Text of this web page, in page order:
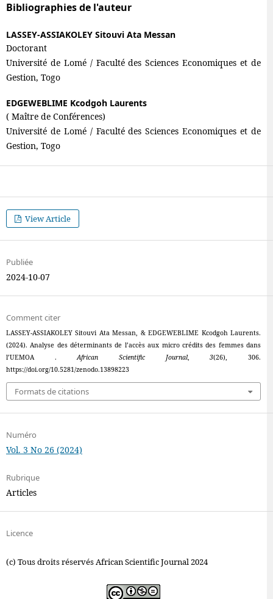
Bibliographies de l'auteur
LASSEY-ASSIAKOLEY Sitouvi Ata Messan
Doctorant
Université de Lomé / Faculté des Sciences Economiques et de
Gestion, Togo
EDGEWEBLIME Kcodgoh Laurents
( Maître de Conférences)
Université de Lomé / Faculté des Sciences Economiques et de
Gestion, Togo
View Article
Publiée
2024-10-07
Comment citer
LASSEY-ASSIAKOLEY Sitouvi Ata Messan, & EDGEWEBLIME Kcodgoh Laurents.
(2024). Analyse des déterminants de l’accès aux micro crédits des femmes dans
l’UEMOA .African Scientific Journal,3(26), 306.
https://doi.org/10.5281/zenodo.13898223
Formats de citations
Numéro
Vol. 3 No 26 (2024)
Rubrique
Articles
Licence
(c) Tous droits réservés African Scientific Journal 2024